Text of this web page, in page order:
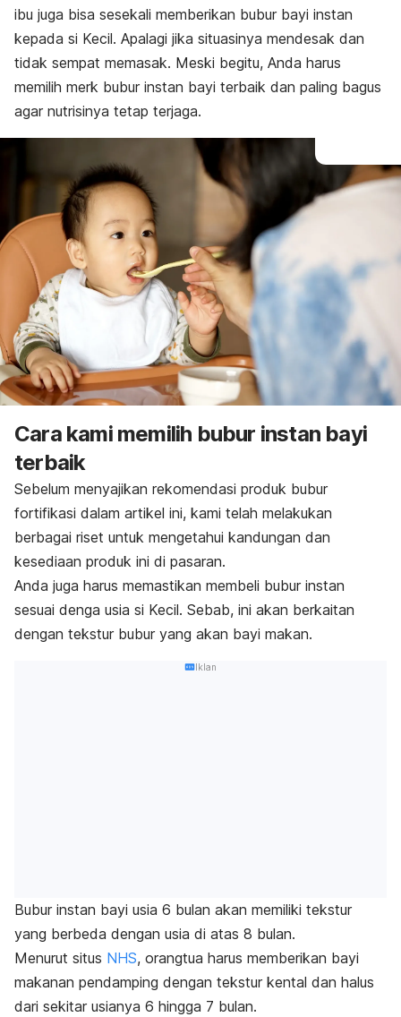
ibu juga bisa sesekali memberikan bubur bayi instan
kepada si Kecil. Apalagi jika situasinya mendesak dan
tidak sempat memasak. Meski begitu, Anda harus
memilih merk bubur instan bayi terbaik dan paling bagus
agar nutrisinya tetap terjaga.
Cara kami memilih bubur instan bayi
terbaik
Sebelum menyajikan rekomendasi produk bubur
fortifikasi dalam artikel ini, kami telah melakukan
berbagai riset untuk mengetahui kandungan dan
kesediaan produk ini di pasaran.
Anda juga harus memastikan membeli bubur instan
sesuai denga usia si Kecil. Sebab, ini akan berkaitan
dengan tekstur bubur yang akan bayi makan.
Iklan
Bubur instan bayi usia 6 bulan akan memiliki tekstur
yang berbeda dengan usia di atas 8 bulan.
Menurut situs NHS, orangtua harus memberikan bayi
makanan pendamping dengan tekstur kental dan halus
dari sekitar usianya 6 hingga 7 bulan.